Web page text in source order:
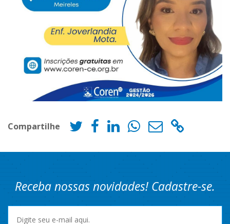
Compartilhe
Receba nossas novidades! Cadastre-se.